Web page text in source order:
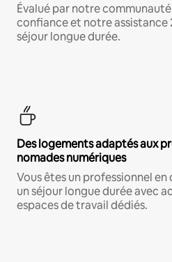
Évalué par notre
confiance et notre
séjour longue durée.
Des logements adaptés aux
nomades numériques
Vous êtes un professionnel
un séjour longue durée avec
espaces de travail dédiés.